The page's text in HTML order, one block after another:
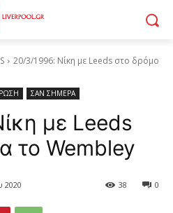
20/3/1996: Νίκη με Leeds στο δρόμο
ΣΑΝ ΣΗΜΕΡΑ
με Leeds
το Wembley
2020 0
38